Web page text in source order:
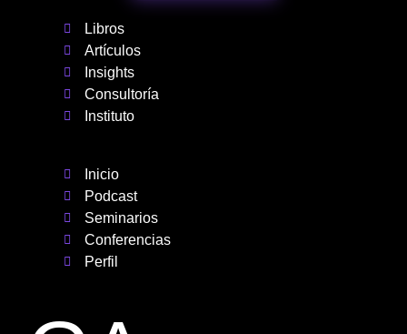
Inicio
Podcast
Seminarios
Conferencias
Perfil
Libros
Artículos
Insights
Consultoría
Instituto